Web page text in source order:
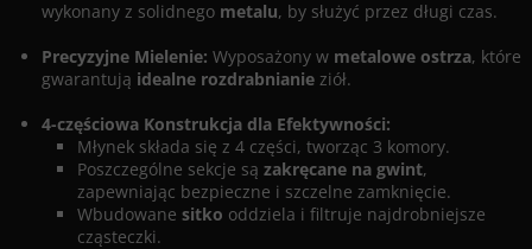
wykonany z solidnego metalu, by służyć przez długi czas.
Precyzyjne Mielenie: Wyposażony w metalowe ostrza, które
gwarantują idealne rozdrabnianie ziół.
4-częściowa Konstrukcja dla Efektywności:
Młynek składa się z 4 części, tworząc 3 komory.
Poszczególne sekcje są zakręcane na gwint,
zapewniając bezpieczne i szczelne zamknięcie.
Wbudowane sitko oddziela i filtruje najdrobniejsze
cząsteczki.